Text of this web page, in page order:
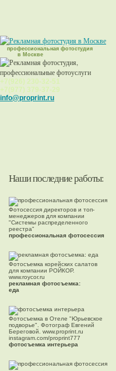
профессиональная фотостудия
в Москве
+7(926) 230-32-51
+7(977) 379-37-29
info@proprint.ru
Наши последние работы:
Фотосессия директоров и топ-
менеджеров для компании
"Системы распределенного
реестра"
профессиональная фотосессия
Фотосъемка корейских салатов
для компании РОЙКОР.
www.roycor.ru
рекламная фотосъемка:
еда
Фотосъемка в Отеле "Юрьевское
подворье". Фотограф Евгений
Береговой. www.proprint.ru
instagram.com/proprint777
фотосъемка интерьера